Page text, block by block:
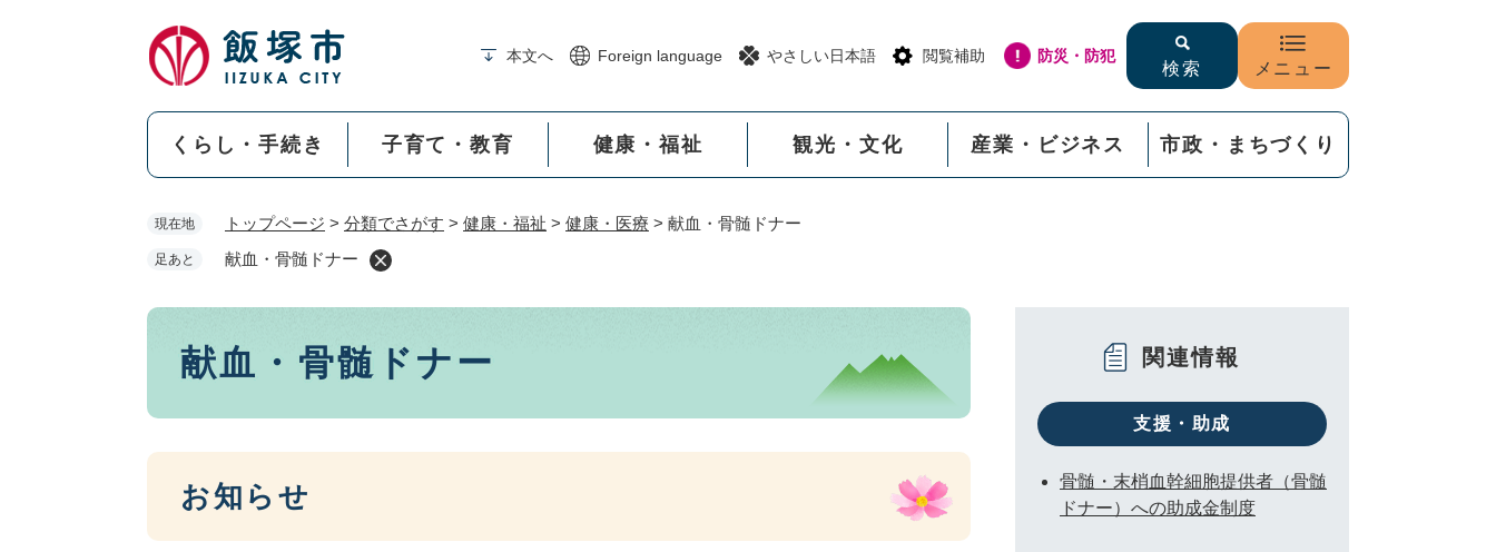
本文へ Foreign language やさしい日本語 閲覧補助 防災・防犯
検索 メニュー
くらし・手続き 子育て・教育 健康・福祉 観光・文化 産業・ビジネス 市政・まちづくり
現在地 トップページ > 分類でさがす > 健康・福祉 > 健康・医療 > 献血・骨髄ドナー
足あと 献血・骨髄ドナー
本
献血・骨髄ドナー
お知らせ
関連情報
支援・助成
骨髄・末梢血幹細胞提供者（骨髄
ドナー）への助成金制度